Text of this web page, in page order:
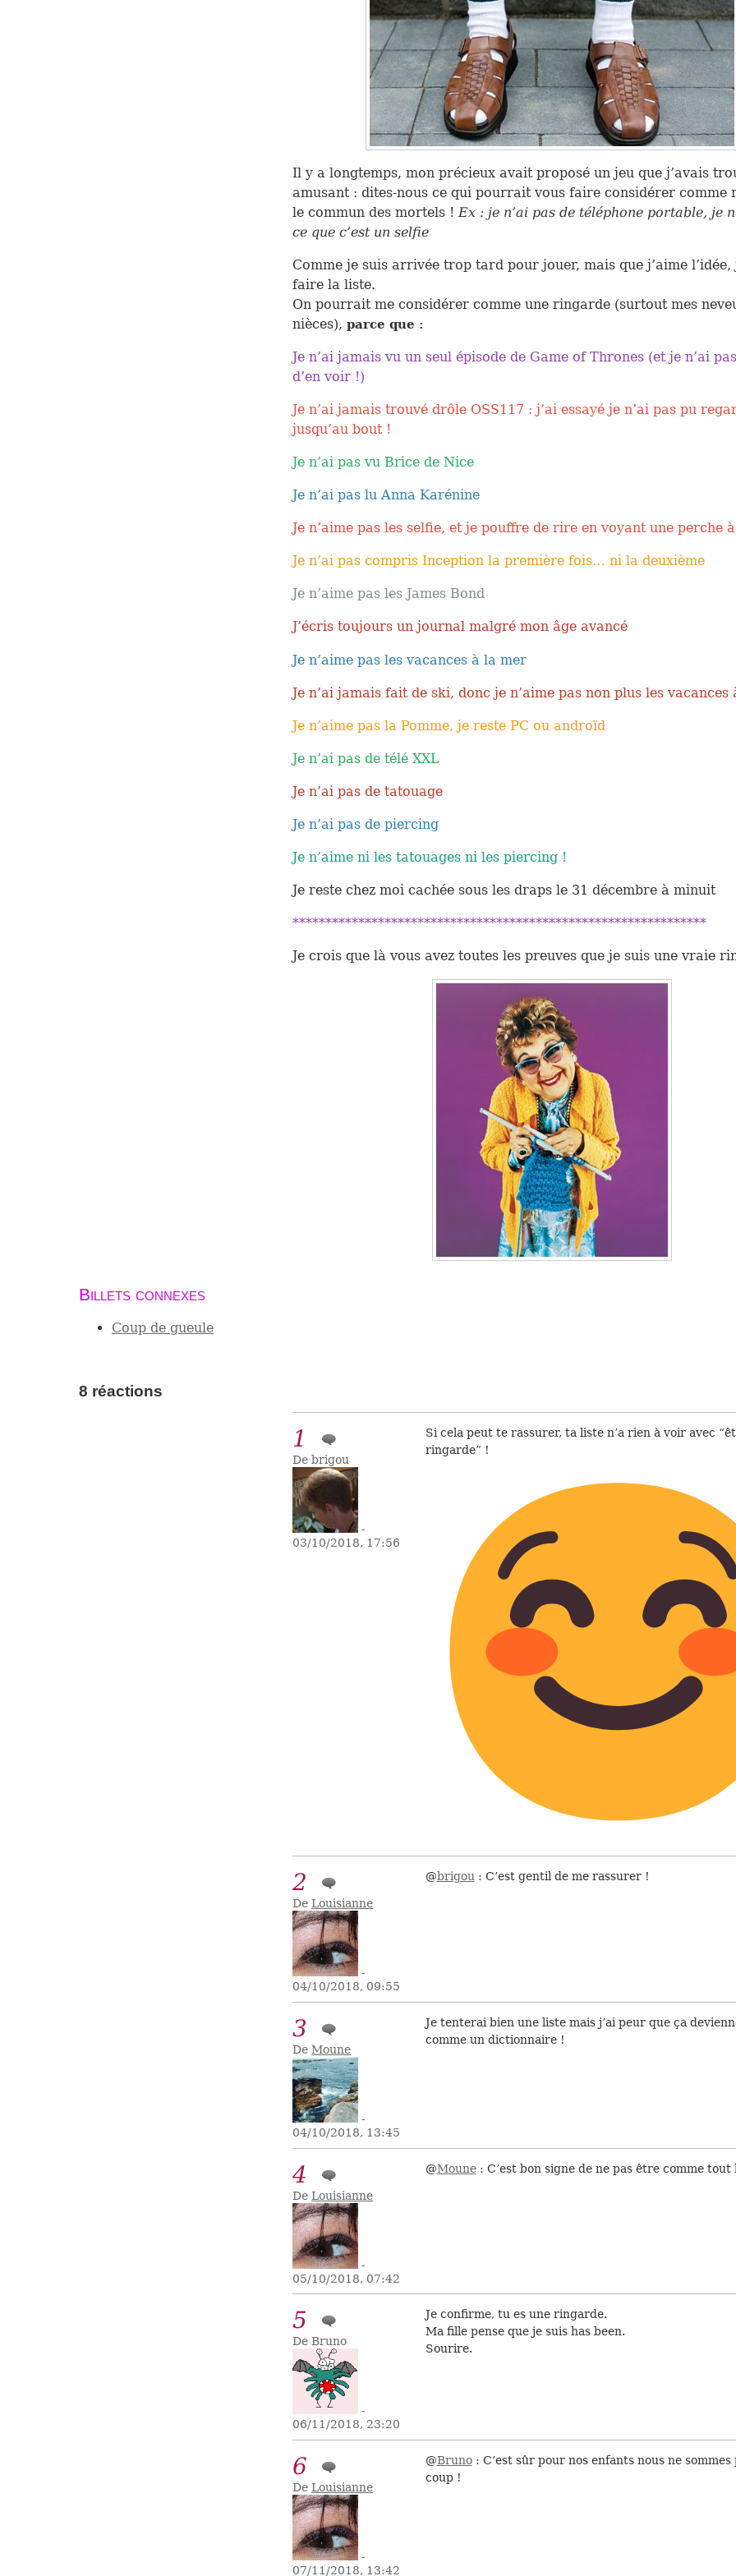
Il y a longtemps, mon précieux avait proposé un jeu que j’avais
amusant : dites-nous ce qui pourrait vous faire considérer comme
le commun des mortels !Ex : je n’ai pas de téléphone portable, je
ce que c’est un selfie
Comme je suis arrivée trop tard pour jouer, mais que j’aime l’idée,
faire la liste.
On pourrait me considérer comme une ringarde (surtout mes
nièces),parce que :
Je n’ai jamais vu un seul épisode de Game of Thrones (et je n’ai
d’en voir !)
Je n’ai jamais trouvé drôle OSS117 : j’ai essayé je n’ai pas pu
jusqu’au bout !
Je n’ai pas vu Brice de Nice
Je n’ai pas lu Anna Karénine
Je n’aime pas les selfie, et je pouffre de rire en voyant une perche
Je n’ai pas compris Inception la première fois… ni la deuxième
Je n’aime pas les James Bond
J’écris toujours un journal malgré mon âge avancé
Je n’aime pas les vacances à la mer
Je n’ai jamais fait de ski, donc je n’aime pas non plus les vacances
Je n’aime pas la Pomme, je reste PC ou androïd
Je n’ai pas de télé XXL
Je n’ai pas de tatouage
Je n’ai pas de piercing
Je n’aime ni les tatouages ni les piercing !
Je reste chez moi cachée sous les draps le 31 décembre à minuit
***************************************************************
Je crois que là vous avez toutes les preuves que je suis une vraie
Billets connexes
Coup de gueule
8 réactions
1
De brigou
-
03/10/2018, 17:56
Si cela peut te rassurer, ta liste n’a rien à voir avec
ringarde” !
2
DeLouisianne
-
04/10/2018, 09:55
@brigou : C’est gentil de me rassurer !
3
DeMoune
-
04/10/2018, 13:45
Je tenterai bien une liste mais j’ai peur que ça
comme un dictionnaire !
4
DeLouisianne
-
05/10/2018, 07:42
@Moune: C’est bon signe de ne pas être comme tout
5
De Bruno
-
06/11/2018, 23:20
Je confirme, tu es une ringarde.
Ma fille pense que je suis has been.
Sourire.
6
DeLouisianne
-
07/11/2018, 13:42
@Bruno: C’est sûr pour nos enfants nous ne sommes
coup !